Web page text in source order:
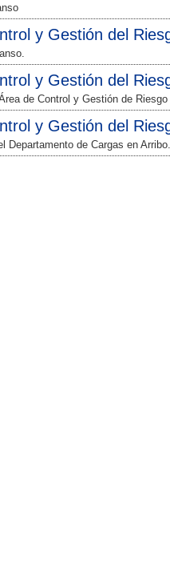
y Gestión del
y Gestión del
de Control y Gestión de Riesgo
y Gestión del
Departamento de Cargas en Arribo.